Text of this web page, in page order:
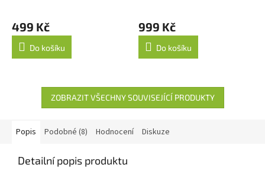
499 Kč
Do košíku
999 Kč
Do košíku
ZOBRAZIT VŠECHNY SOUVISEJÍCÍ PRODUKTY
Popis Podobné (8) Hodnocení Diskuze
Detailní popis produktu